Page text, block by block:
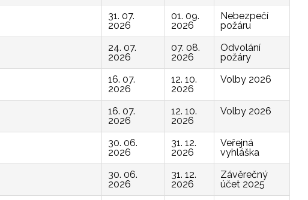
31. 07.
2026
01. 09.
2026
Nebezpečí
požáru
24. 07.
2026
07. 08.
2026
Odvolání
požáry
16. 07.
2026
12. 10.
2026
Volby 2026
16. 07.
2026
12. 10.
2026
Volby 2026
30. 06.
2026
31. 12.
2026
Veřejná
vyhláška
30. 06.
2026
31. 12.
2026
Závěrečný
účet 2025